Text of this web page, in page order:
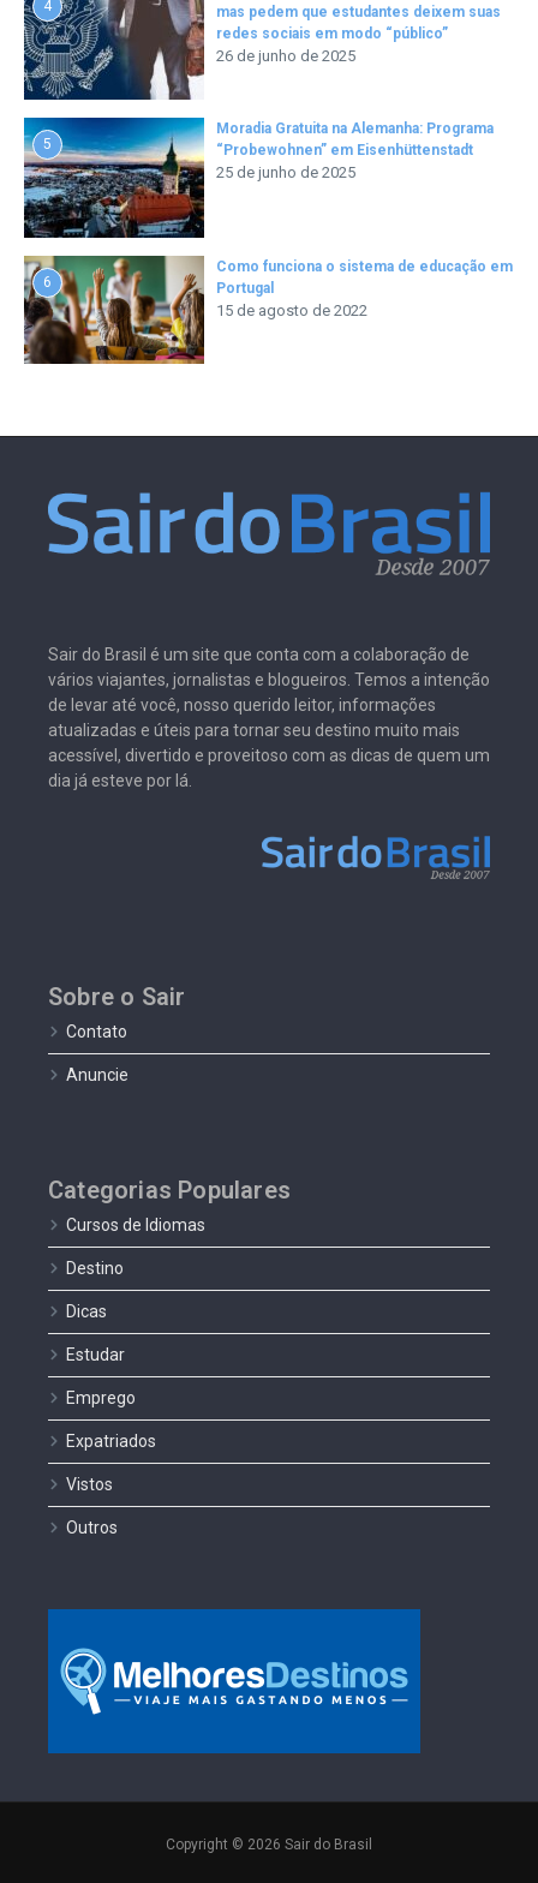
4
mas pedem que estudantes deixem suas
redes sociais em modo “público”
26 de junho de 2025
5
Moradia Gratuita na Alemanha: Programa
“Probewohnen” em Eisenhüttenstadt
25 de junho de 2025
6
Como funciona o sistema de educação em
Portugal
15 de agosto de 2022
Sair do Brasil é um site que conta com a colaboração de
vários viajantes, jornalistas e blogueiros. Temos a intenção
de levar até você, nosso querido leitor, informações
atualizadas e úteis para tornar seu destino muito mais
acessível, divertido e proveitoso com as dicas de quem um
dia já esteve por lá.
Sobre o Sair
Contato
Anuncie
Categorias Populares
Cursos de Idiomas
Destino
Dicas
Estudar
Emprego
Expatriados
Vistos
Outros
Copyright © 2026 Sair do Brasil